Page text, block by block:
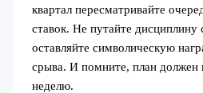
квартал пересматривайте
ставок. Не путайте дисциплину
оставляйте символическую
срыва. И помните, план должен
неделю.